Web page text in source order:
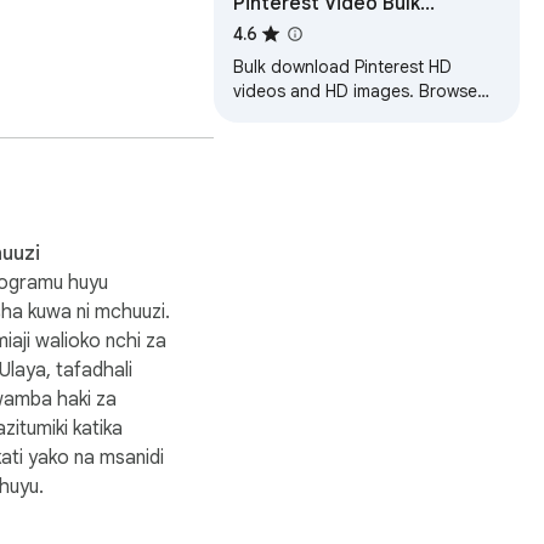
ya Ulaya. Joom
yenye thamani
na maunzi. Chunguza
yanayokua ya
soko la jumla la
vya viwandani
kama msingi
ukusanyaji wa
huyu
kuwa ni mchuuzi.
walioko nchi za
tafadhali
haki za
katika
yako na msanidi
Downloader - HD Video and
Images
4.6
Bulk download Pinterest HD
videos and HD images. Browse